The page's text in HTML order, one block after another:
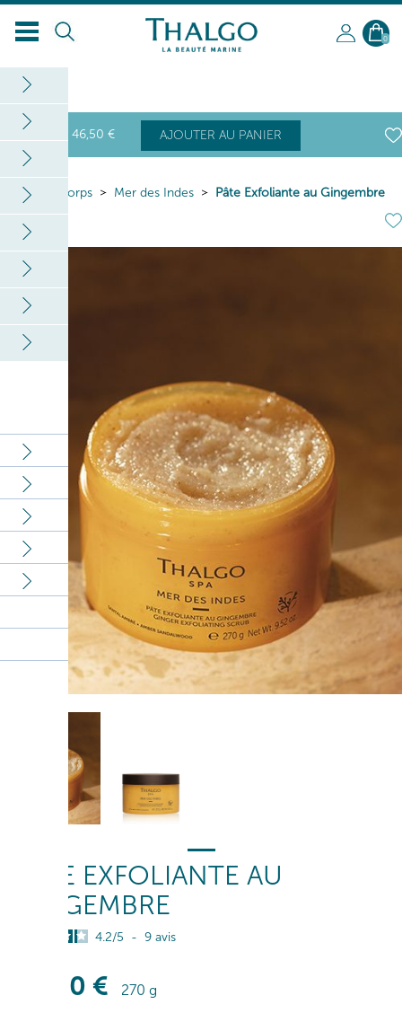
0
46,50 € AJOUTER AU PANIER
Home Corps Mer des Indes Pâte Exfoliante au Gingembre
PÂTE EXFOLIANTE AU
GINGEMBRE
4.2/5 - 9 avis
,50 €
270 g